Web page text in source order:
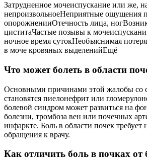
Затрудненное мочеиспускание или же,
непроизвольноеНеприятные ощущения
опорожненииОтечность лица,
циститаЧастые позывы к
ночное время сутокНеобъяснимая
в моче кровяных выделенийЕщё
Что может болеть в области
Основными причинами этой жалобы со
становятся пиелонефрит или
болевой синдром может развиться на
болезни, тромбоза вен или почечных
инфаркте. Боль в области почек требует
обращения к врачу.
Как отличить боль в почках от